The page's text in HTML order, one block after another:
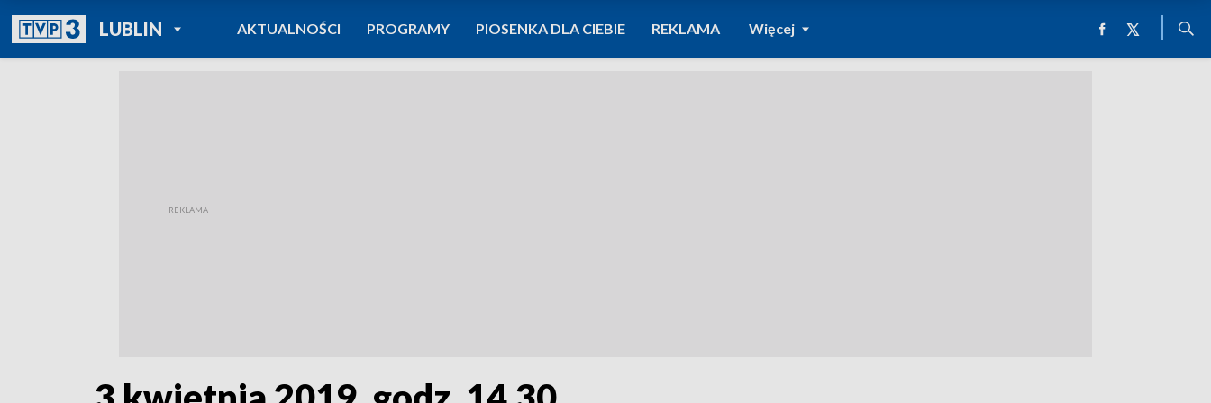
LUBLINPOWRÓT DO
TVP REGIONY
AKTUALNOŚCI PROGRAMY PIOSENKA DLA CIEBIE REKLAMA Więcej